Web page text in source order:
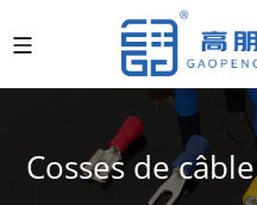
Cosses de câble